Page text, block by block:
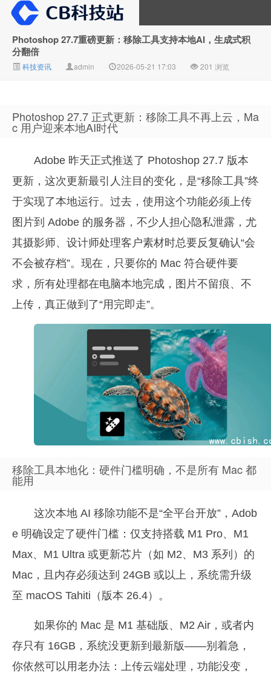
CB科技站
Photoshop 27.7重磅更新：移除工具支持本地AI，生成式积
分翻倍
科技资讯 admin 2026-05-21 17:03 201 浏览
Photoshop 27.7 正式更新：移除工具不再上云，Ma
c 用户迎来本地AI时代
Adobe 昨天正式推送了 Photoshop 27.7 版本
更新，这次更新最引人注目的变化，是“移除工具”终
于实现了本地运行。过去，使用这个功能必须上传
图片到 Adobe 的服务器，不少人担心隐私泄露，尤
其摄影师、设计师处理客户素材时总要反复确认“会
不会被存档”。现在，只要你的 Mac 符合硬件要
求，所有处理都在电脑本地完成，图片不留痕、不
上传，真正做到了“用完即走”。
移除工具本地化：硬件门槛明确，不是所有 Mac 都
能用
这次本地 AI 移除功能不是“全平台开放”，Adob
e 明确设定了硬件门槛：仅支持搭载 M1 Pro、M1
Max、M1 Ultra 或更新芯片（如 M2、M3 系列）的
Mac，且内存必须达到 24GB 或以上，系统需升级
至 macOS Tahiti（版本 26.4）。
如果你的 Mac 是 M1 基础版、M2 Air，或者内
存只有 16GB，系统没更新到最新版——别着急，
你依然可以用老办法：上传云端处理，功能没变，